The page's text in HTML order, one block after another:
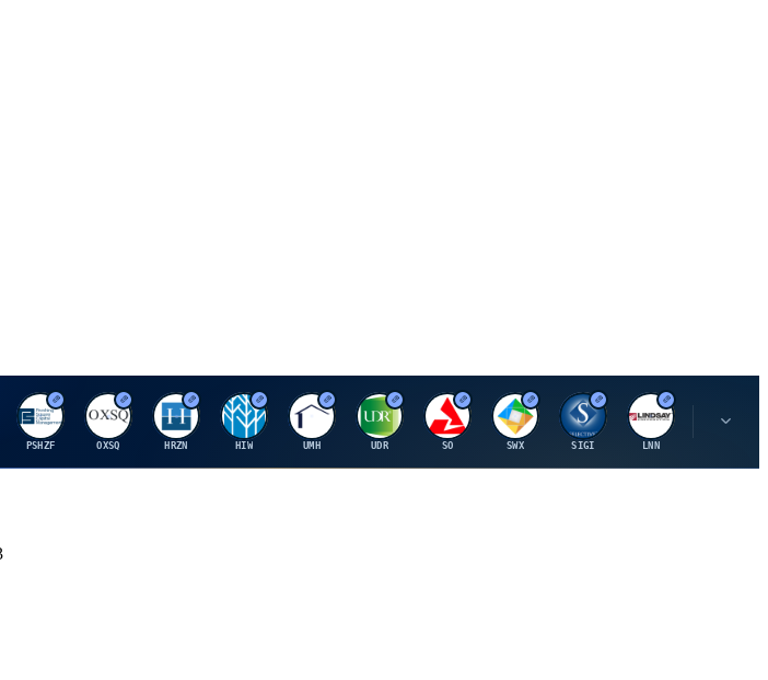
P
PSHZF
O
OXSQ
H
HRZN
H
HIW
U
UMH
U
UDR
S
SO
S
SWX
S
SIGI
L
LNN
R